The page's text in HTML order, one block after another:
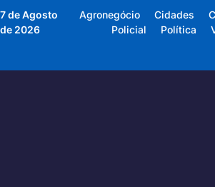
7 de Agosto
de 2026
Agronegócio Cidades
Policial
Política